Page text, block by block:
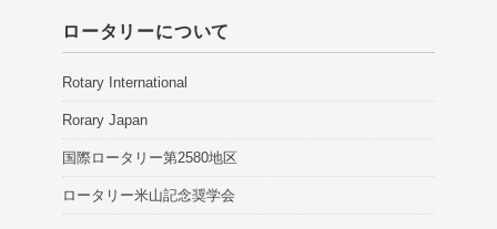
ロータリーについて
Rotary International
Rorary Japan
国際ロータリー第2580地区
ロータリー米山記念奨学会